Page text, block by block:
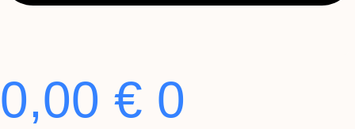
0,00 € 0